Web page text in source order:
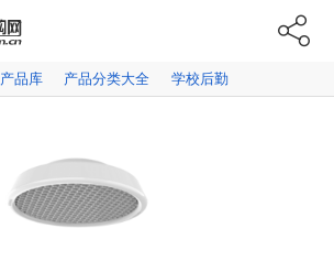
产品库 产品分类大全 学校后勤